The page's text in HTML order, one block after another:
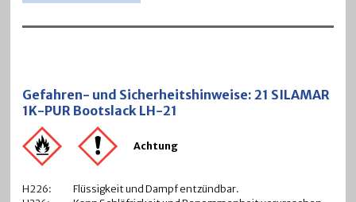
Gefahren- und Sicherheitshinweise: 21 SILAMAR
1K-PUR Bootslack LH-21
Achtung
H226:
Flüssigkeit und Dampf entzündbar.